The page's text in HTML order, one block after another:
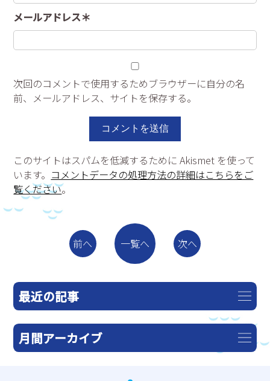
メールアドレス＊
次回のコメントで使用するためブラウザーに自分の名
前、メールアドレス、サイトを保存する。
このサイトはスパムを低減するために Akismet を使って
います。 コメントデータの処理方法の詳細はこちらをご
覧ください。
前へ 一覧へ 次へ
最近の記事
月間アーカイブ